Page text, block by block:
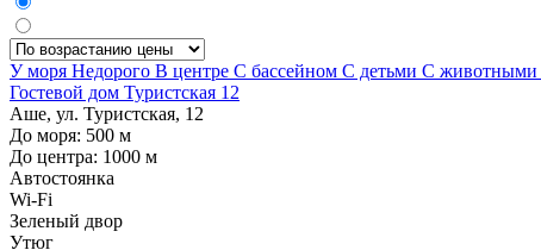
У моря Недорого В центре С бассейном С детьми С животными
Гостевой дом Туристская 12
Аше, ул. Туристская, 12
До моря: 500 м
До центра: 1000 м
Автостоянка
Wi-Fi
Зеленый двор
Утюг